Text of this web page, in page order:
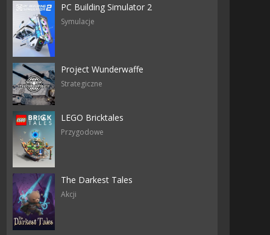
PC Building Simulator 2
Symulacje
Project Wunderwaffe
Strategiczne
LEGO Bricktales
Przygodowe
The Darkest Tales
Akcji